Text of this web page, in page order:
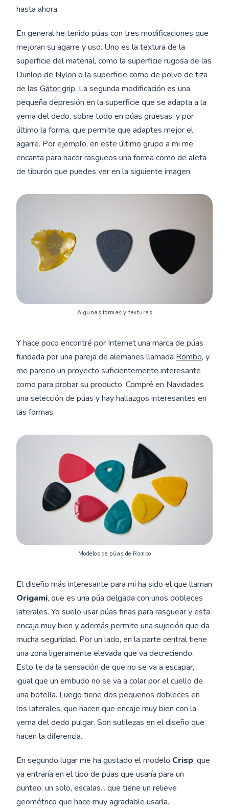
hasta ahora.
En general he tenido púas con tres modificaciones que
mejoran su agarre y uso. Uno es la textura de la
superficie del material, como la superficie rugosa de las
Dunlop de Nylon o la superficie como de polvo de tiza
de lasGator grip. La segunda modificación es una
pequeña depresión en la superficie que se adapta a la
yema del dedo, sobre todo en púas gruesas, y por
último la forma, que permite que adaptes mejor el
agarre. Por ejemplo, en este último grupo a mi me
encanta para hacer rasgueos una forma como de aleta
de tiburón que puedes ver en la siguiente imagen.
Algunas formas y texturas
Y hace poco encontré por Internet una marca de púas
fundada por una pareja de alemanes llamada Rombo, y
me parecio un proyecto suficientemente interesante
como para probar su producto. Compré en Navidades
una selección de púas y hay hallazgos interesantes en
las formas.
Modelos de púas de Rombo
El diseño más interesante para mi ha sido el que llaman
Origami, que es una púa delgada con unos dobleces
laterales. Yo suelo usar púas finas para rasguear y esta
encaja muy bien y además permite una sujeción que da
mucha seguridad. Por un lado, en la parte central tiene
una zona ligeramente elevada que va decreciendo.
Esto te da la sensación de que no se va a escapar,
igual que un embudo no se va a colar por el cuello de
una botella. Luego tiene dos pequeños dobleces en
los laterales, que hacen que encaje muy bien con la
yema del dedo pulgar. Son sutilezas en el diseño que
hacen la diferencia.
En segundo lugar me ha gustado el modelo Crisp, que
ya entraría en el tipo de púas que usaría para un
punteo, un solo, escalas... que tiene un relieve
geométrico que hace muy agradable usarla.